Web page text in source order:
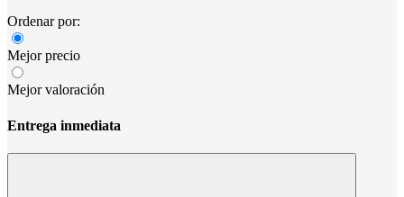
Ordenar por:
Mejor precio
Mejor valoración
Entrega inmediata